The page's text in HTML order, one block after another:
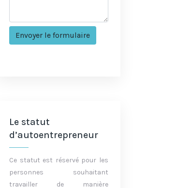
Le statut
d’autoentrepreneur
Ce statut est réservé pour les
personnes souhaitant
travailler de manière